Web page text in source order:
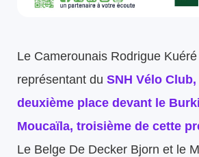
Le Camerounais Rodrigue
représentant du SNH Vélo
deuxième place devant le
Moucaïla, troisième de cette
Le Belge De Decker Bjorn et le